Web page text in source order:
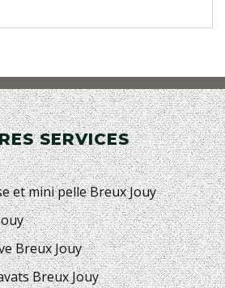
SERVICES
et mini pelle Breux Jouy
Breux Jouy
Breux Jouy